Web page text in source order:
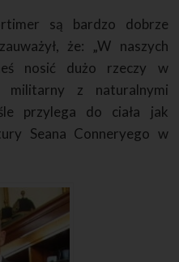
są bardzo dobrze
że: „W naszych
nosić dużo rzeczy w
z naturalnymi
przylega do ciała jak
Seana Conneryego w